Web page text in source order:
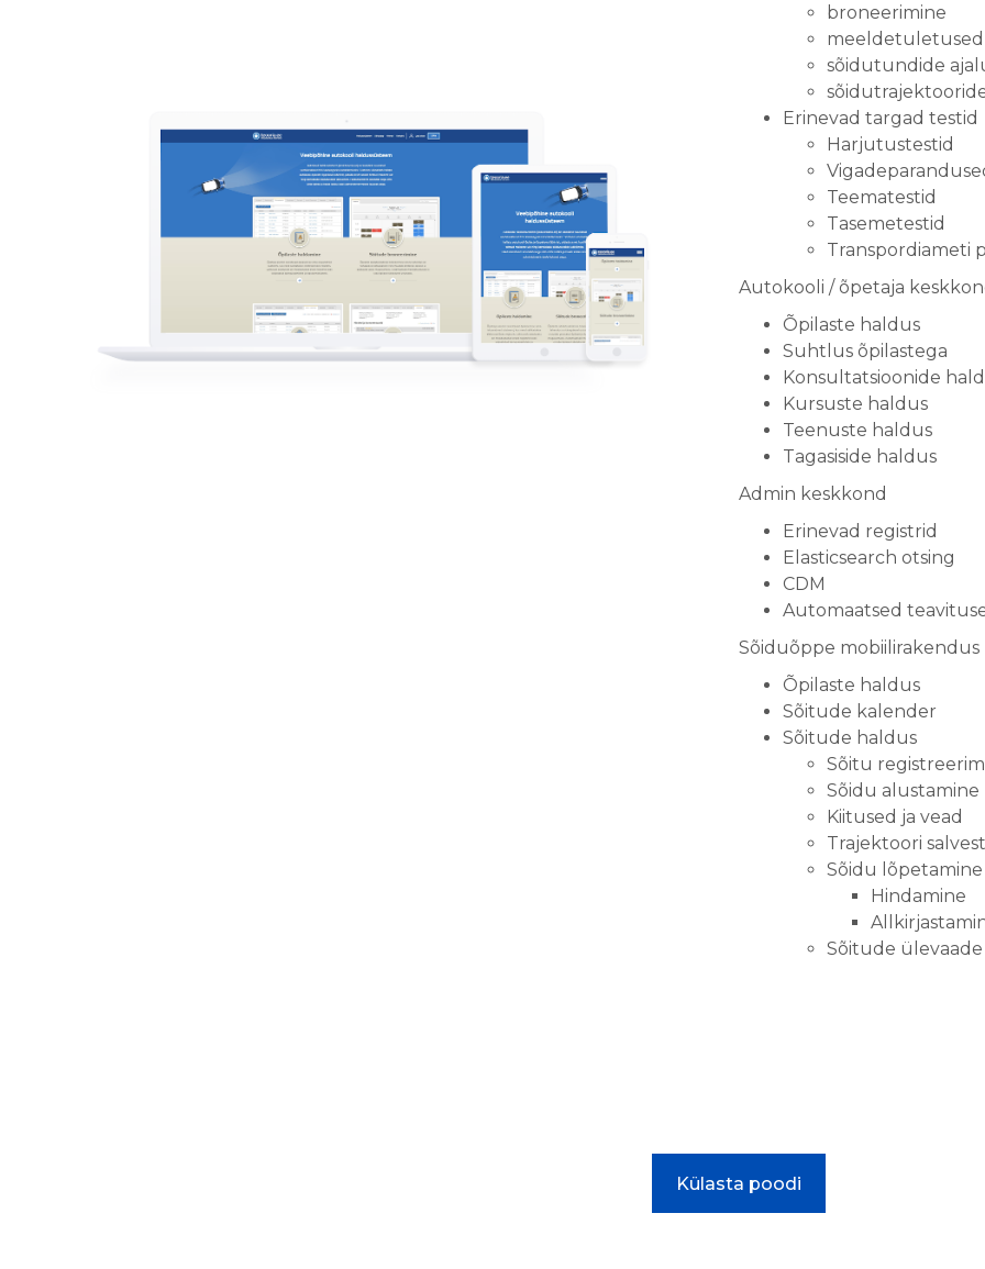
broneerimine
meeldetuletused
sõidutundide
Erinevad targad testid
Harjutustestid
Teematestid
Tasemetestid
Transpordiameti
Autokooli / õpetaja
Õpilaste haldus
Suhtlus õpilastega
Konsultatsioonide
Kursuste haldus
Teenuste haldus
Tagasiside haldus
Admin keskkond
Erinevad registrid
Elasticsearch otsing
CDM
Automaatsed
Sõiduõppe mobiilirakendus
Õpilaste haldus
Sõitude kalender
Sõitude haldus
Sõitu
Sõidu alustamine
Kiitused ja vead
Trajektoori
Sõidu lõpetamine
Hindamine
Sõitude ülevaade
Külasta poodi